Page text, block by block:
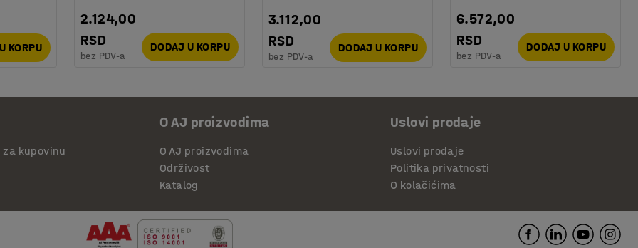
KORPU
2.124,00
RSD
bez PDV-a
DODAJ U KORPU
3.112,00
RSD
bez PDV-a
DODAJ U KORPU
6.572,00
RSD
bez PDV-a
DODAJ U KORPU
kupovinu
O AJ proizvodima
O AJ proizvodima
Održivost
Katalog
Uslovi prodaje
Uslovi prodaje
Politika privatnosti
O kolačićima